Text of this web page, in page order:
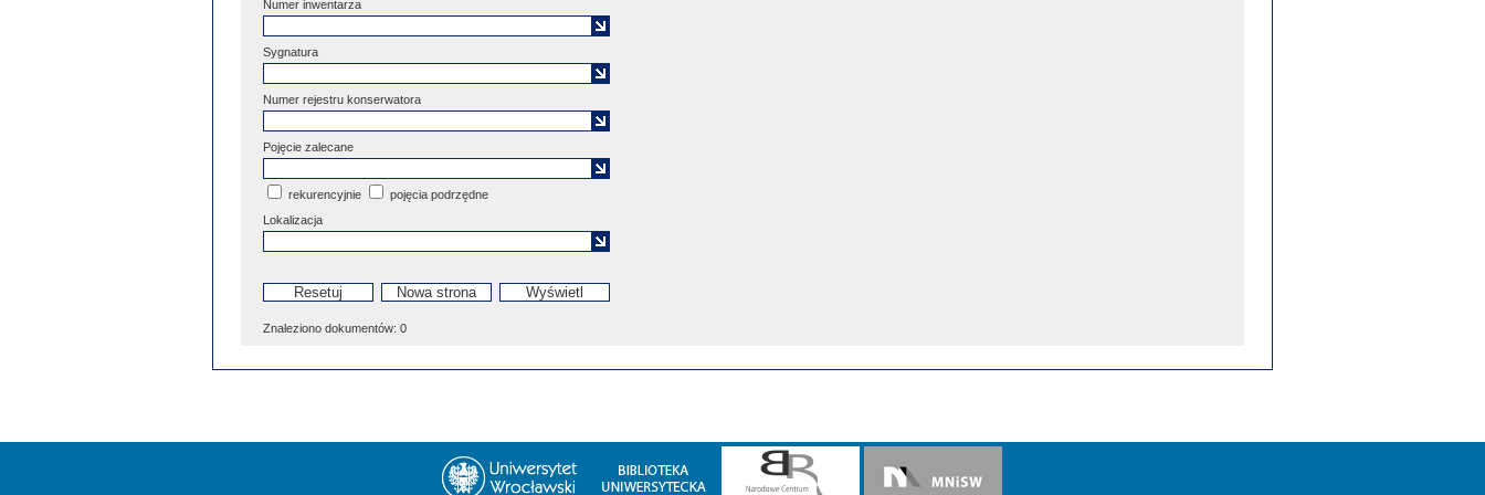
Numer inwentarza
Sygnatura
Numer rejestru konserwatora
Pojęcie zalecane
rekurencyjnie
pojęcia podrzędne
Lokalizacja
Znaleziono dokumentów: 0